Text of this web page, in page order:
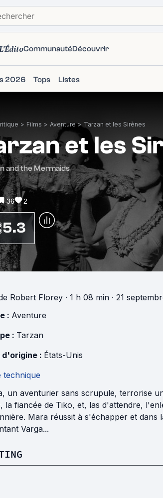
CommunautéDécouvrir
2026 Tops Listes
> Films > Aventure > Tarzan et les Sirènes
et les
and the Mermaids
36 2
5.3
Robert Florey · 1 h 08 min · 21
: Aventure
: Tarzan
d'origine : États-Unis
technique
un aventurier sans scrupule, terrorise
la fiancée de Tiko, et, las d'attendre,
Mara réussit à s'échapper et
Varga...